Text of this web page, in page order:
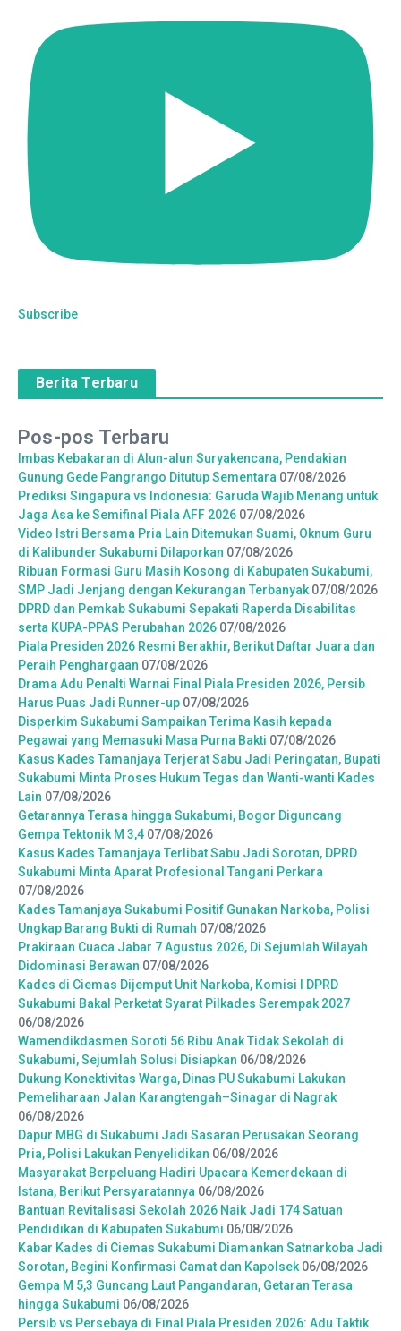
Subscribe
Berita Terbaru
Pos-pos Terbaru
Imbas Kebakaran di Alun-alun Suryakencana, Pendakian
Gunung Gede Pangrango Ditutup Sementara 07/08/2026
Prediksi Singapura vs Indonesia: Garuda Wajib Menang untuk
Jaga Asa ke Semifinal Piala AFF 2026 07/08/2026
Video Istri Bersama Pria Lain Ditemukan Suami, Oknum Guru
di Kalibunder Sukabumi Dilaporkan 07/08/2026
Ribuan Formasi Guru Masih Kosong di Kabupaten Sukabumi,
SMP Jadi Jenjang dengan Kekurangan Terbanyak 07/08/2026
DPRD dan Pemkab Sukabumi Sepakati Raperda Disabilitas
serta KUPA-PPAS Perubahan 2026 07/08/2026
Piala Presiden 2026 Resmi Berakhir, Berikut Daftar Juara dan
Peraih Penghargaan 07/08/2026
Drama Adu Penalti Warnai Final Piala Presiden 2026, Persib
Harus Puas Jadi Runner-up 07/08/2026
Disperkim Sukabumi Sampaikan Terima Kasih kepada
Pegawai yang Memasuki Masa Purna Bakti 07/08/2026
Kasus Kades Tamanjaya Terjerat Sabu Jadi Peringatan, Bupati
Sukabumi Minta Proses Hukum Tegas dan Wanti-wanti Kades
Lain 07/08/2026
Getarannya Terasa hingga Sukabumi, Bogor Diguncang
Gempa Tektonik M 3,4 07/08/2026
Kasus Kades Tamanjaya Terlibat Sabu Jadi Sorotan, DPRD
Sukabumi Minta Aparat Profesional Tangani Perkara
07/08/2026
Kades Tamanjaya Sukabumi Positif Gunakan Narkoba, Polisi
Ungkap Barang Bukti di Rumah 07/08/2026
Prakiraan Cuaca Jabar 7 Agustus 2026, Di Sejumlah Wilayah
Didominasi Berawan 07/08/2026
Kades di Ciemas Dijemput Unit Narkoba, Komisi I DPRD
Sukabumi Bakal Perketat Syarat Pilkades Serempak 2027
06/08/2026
Wamendikdasmen Soroti 56 Ribu Anak Tidak Sekolah di
Sukabumi, Sejumlah Solusi Disiapkan 06/08/2026
Dukung Konektivitas Warga, Dinas PU Sukabumi Lakukan
Pemeliharaan Jalan Karangtengah–Sinagar di Nagrak
06/08/2026
Dapur MBG di Sukabumi Jadi Sasaran Perusakan Seorang
Pria, Polisi Lakukan Penyelidikan 06/08/2026
Masyarakat Berpeluang Hadiri Upacara Kemerdekaan di
Istana, Berikut Persyaratannya 06/08/2026
Bantuan Revitalisasi Sekolah 2026 Naik Jadi 174 Satuan
Pendidikan di Kabupaten Sukabumi 06/08/2026
Kabar Kades di Ciemas Sukabumi Diamankan Satnarkoba Jadi
Sorotan, Begini Konfirmasi Camat dan Kapolsek 06/08/2026
Gempa M 5,3 Guncang Laut Pangandaran, Getaran Terasa
hingga Sukabumi 06/08/2026
Persib vs Persebaya di Final Piala Presiden 2026: Adu Taktik